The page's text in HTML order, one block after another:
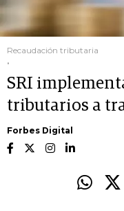
Recaudación tributaria
.
SRI
tributarios a
Forbes Digital